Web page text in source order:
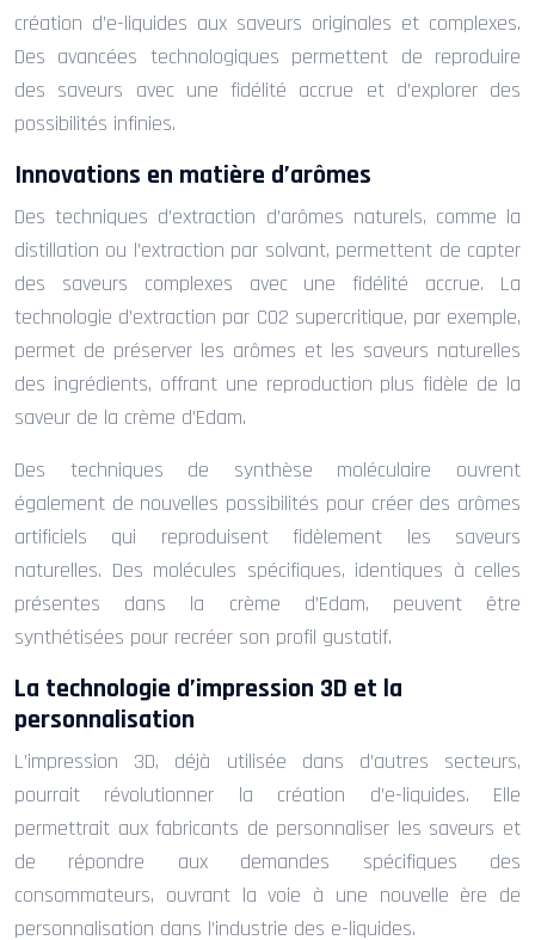
création d’e-liquides aux saveurs originales et complexes.
Des avancées technologiques permettent de reproduire
des saveurs avec une fidélité accrue et d’explorer des
possibilités infinies.
Innovations en matière d’arômes
Des techniques d’extraction d’arômes naturels, comme la
distillation ou l’extraction par solvant, permettent de capter
des saveurs complexes avec une fidélité accrue. La
technologie d’extraction par CO2 supercritique, par exemple,
permet de préserver les arômes et les saveurs naturelles
des ingrédients, offrant une reproduction plus fidèle de la
saveur de la crème d’Edam.
Des techniques de synthèse moléculaire ouvrent
également de nouvelles possibilités pour créer des arômes
artificiels qui reproduisent fidèlement les saveurs
naturelles. Des molécules spécifiques, identiques à celles
présentes dans la crème d’Edam, peuvent être
synthétisées pour recréer son profil gustatif.
La technologie d’impression 3D et la
personnalisation
L’impression 3D, déjà utilisée dans d’autres secteurs,
pourrait révolutionner la création d’e-liquides. Elle
permettrait aux fabricants de personnaliser les saveurs et
de répondre aux demandes spécifiques des
consommateurs, ouvrant la voie à une nouvelle ère de
personnalisation dans l’industrie des e-liquides.